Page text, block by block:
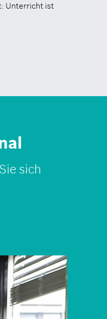
Unterricht ist
sich